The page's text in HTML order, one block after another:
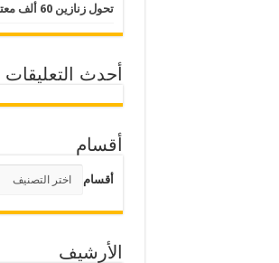
تحول زنازين 60 ألف معتقل في مصر إلى قبور مغلقة
أحدث التعليقات
أقسام
أقسام
الأرشيف